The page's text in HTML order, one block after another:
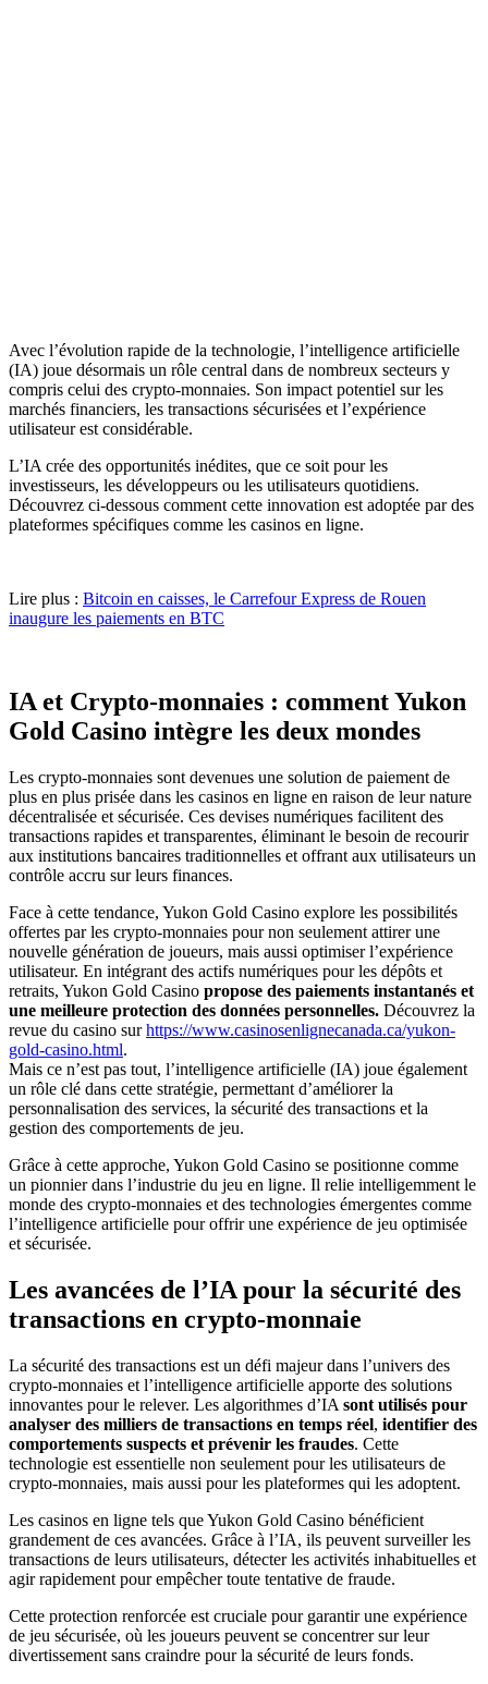
Avec l’évolution rapide de la technologie, l’intelligence artificielle
(IA) joue désormais un rôle central dans de nombreux secteurs y
compris celui des crypto-monnaies. Son impact potentiel sur les
marchés financiers, les transactions sécurisées et l’expérience
utilisateur est considérable.
L’IA crée des opportunités inédites, que ce soit pour les
investisseurs, les développeurs ou les utilisateurs quotidiens.
Découvrez ci-dessous comment cette innovation est adoptée par des
plateformes spécifiques comme les casinos en ligne.
Lire plus : Bitcoin en caisses, le Carrefour Express de Rouen
inaugure les paiements en BTC
IA et Crypto-monnaies : comment Yukon
Gold Casino intègre les deux mondes
Les crypto-monnaies sont devenues une solution de paiement de
plus en plus prisée dans les casinos en ligne en raison de leur nature
décentralisée et sécurisée. Ces devises numériques facilitent des
transactions rapides et transparentes, éliminant le besoin de recourir
aux institutions bancaires traditionnelles et offrant aux utilisateurs un
contrôle accru sur leurs finances.
Face à cette tendance, Yukon Gold Casino explore les possibilités
offertes par les crypto-monnaies pour non seulement attirer une
nouvelle génération de joueurs, mais aussi optimiser l’expérience
utilisateur. En intégrant des actifs numériques pour les dépôts et
retraits, Yukon Gold Casino propose des paiements instantanés et
une meilleure protection des données personnelles. Découvrez la
revue du casino surhttps://www.casinosenlignecanada.ca/yukon-
gold-casino.html.
Mais ce n’est pas tout, l’intelligence artificielle (IA) joue également
un rôle clé dans cette stratégie, permettant d’améliorer la
personnalisation des services, la sécurité des transactions et la
gestion des comportements de jeu.
Grâce à cette approche, Yukon Gold Casino se positionne comme
un pionnier dans l’industrie du jeu en ligne. Il relie intelligemment le
monde des crypto-monnaies et des technologies émergentes comme
l’intelligence artificielle pour offrir une expérience de jeu optimisée
et sécurisée.
Les avancées de l’IA pour la sécurité des
transactions en crypto-monnaie
La sécurité des transactions est un défi majeur dans l’univers des
crypto-monnaies et l’intelligence artificielle apporte des solutions
innovantes pour le relever. Les algorithmes d’IA sont utilisés pour
analyser des milliers de transactions en temps réel, identifier des
comportements suspects et prévenir les fraudes. Cette
technologie est essentielle non seulement pour les utilisateurs de
crypto-monnaies, mais aussi pour les plateformes qui les adoptent.
Les casinos en ligne tels que Yukon Gold Casino bénéficient
grandement de ces avancées. Grâce à l’IA, ils peuvent surveiller les
transactions de leurs utilisateurs, détecter les activités inhabituelles et
agir rapidement pour empêcher toute tentative de fraude.
Cette protection renforcée est cruciale pour garantir une expérience
de jeu sécurisée, où les joueurs peuvent se concentrer sur leur
divertissement sans craindre pour la sécurité de leurs fonds.